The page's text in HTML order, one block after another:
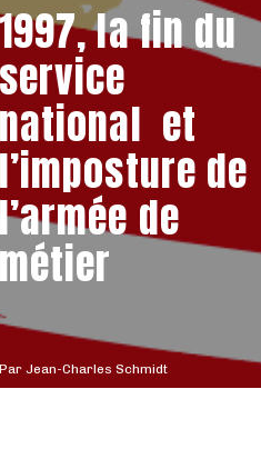
Par Jean-Charles Schmidt
1997, la fin du
service
national et
l’imposture de
l’armée de
métier